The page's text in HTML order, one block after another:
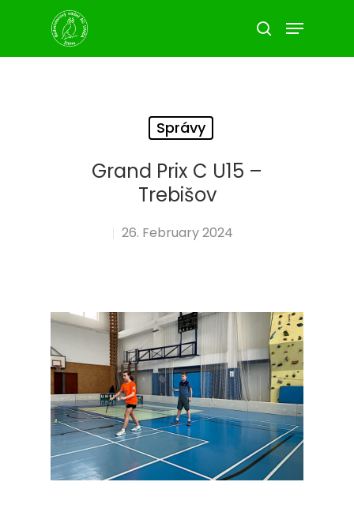
Správy
Grand Prix C U15 –
Trebišov
26. February 2024